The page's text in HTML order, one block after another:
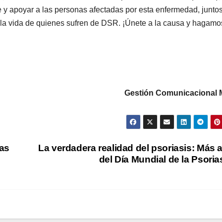
[xoqpbopg2]
[es6c55uzs]
Cider Vinegar Transformed 5 University Students
& Achieve the Golden Ratio [xfk13tnzb]
Customer Warning or Does It Work as Advertised?
Hoax or Legit Weight Loss Pills That Work? [iiu7kik97]
Really Boost Your Keto Journey? [imlx11k1f]
apoyar a las personas afectadas por esta enfermedad,
vida de quienes sufren de DSR. ¡Únete a la causa y
Gestión Comunicacional
La verdadera realidad del psoriasis: Más
del Día Mundial de la